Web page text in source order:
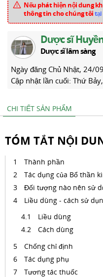
Nếu phát hiện nội dung
thông tin cho chúng tôitại
Dược sĩ
Dược sĩ lâm sàng
Ngày đăng Chủ Nhật, 24/
Cập nhật lần cuối: Thứ
CHI TIẾT SẢN PHẨM
TÓM TẮT NỘI
Thành phần
Tác dụng của Bổ thần
Đối tượng nào nên sử
Liều dùng - cách sử
Liều dùng
Cách dùng
Chống chỉ định
Tác dụng phụ
Tương tác thuốc